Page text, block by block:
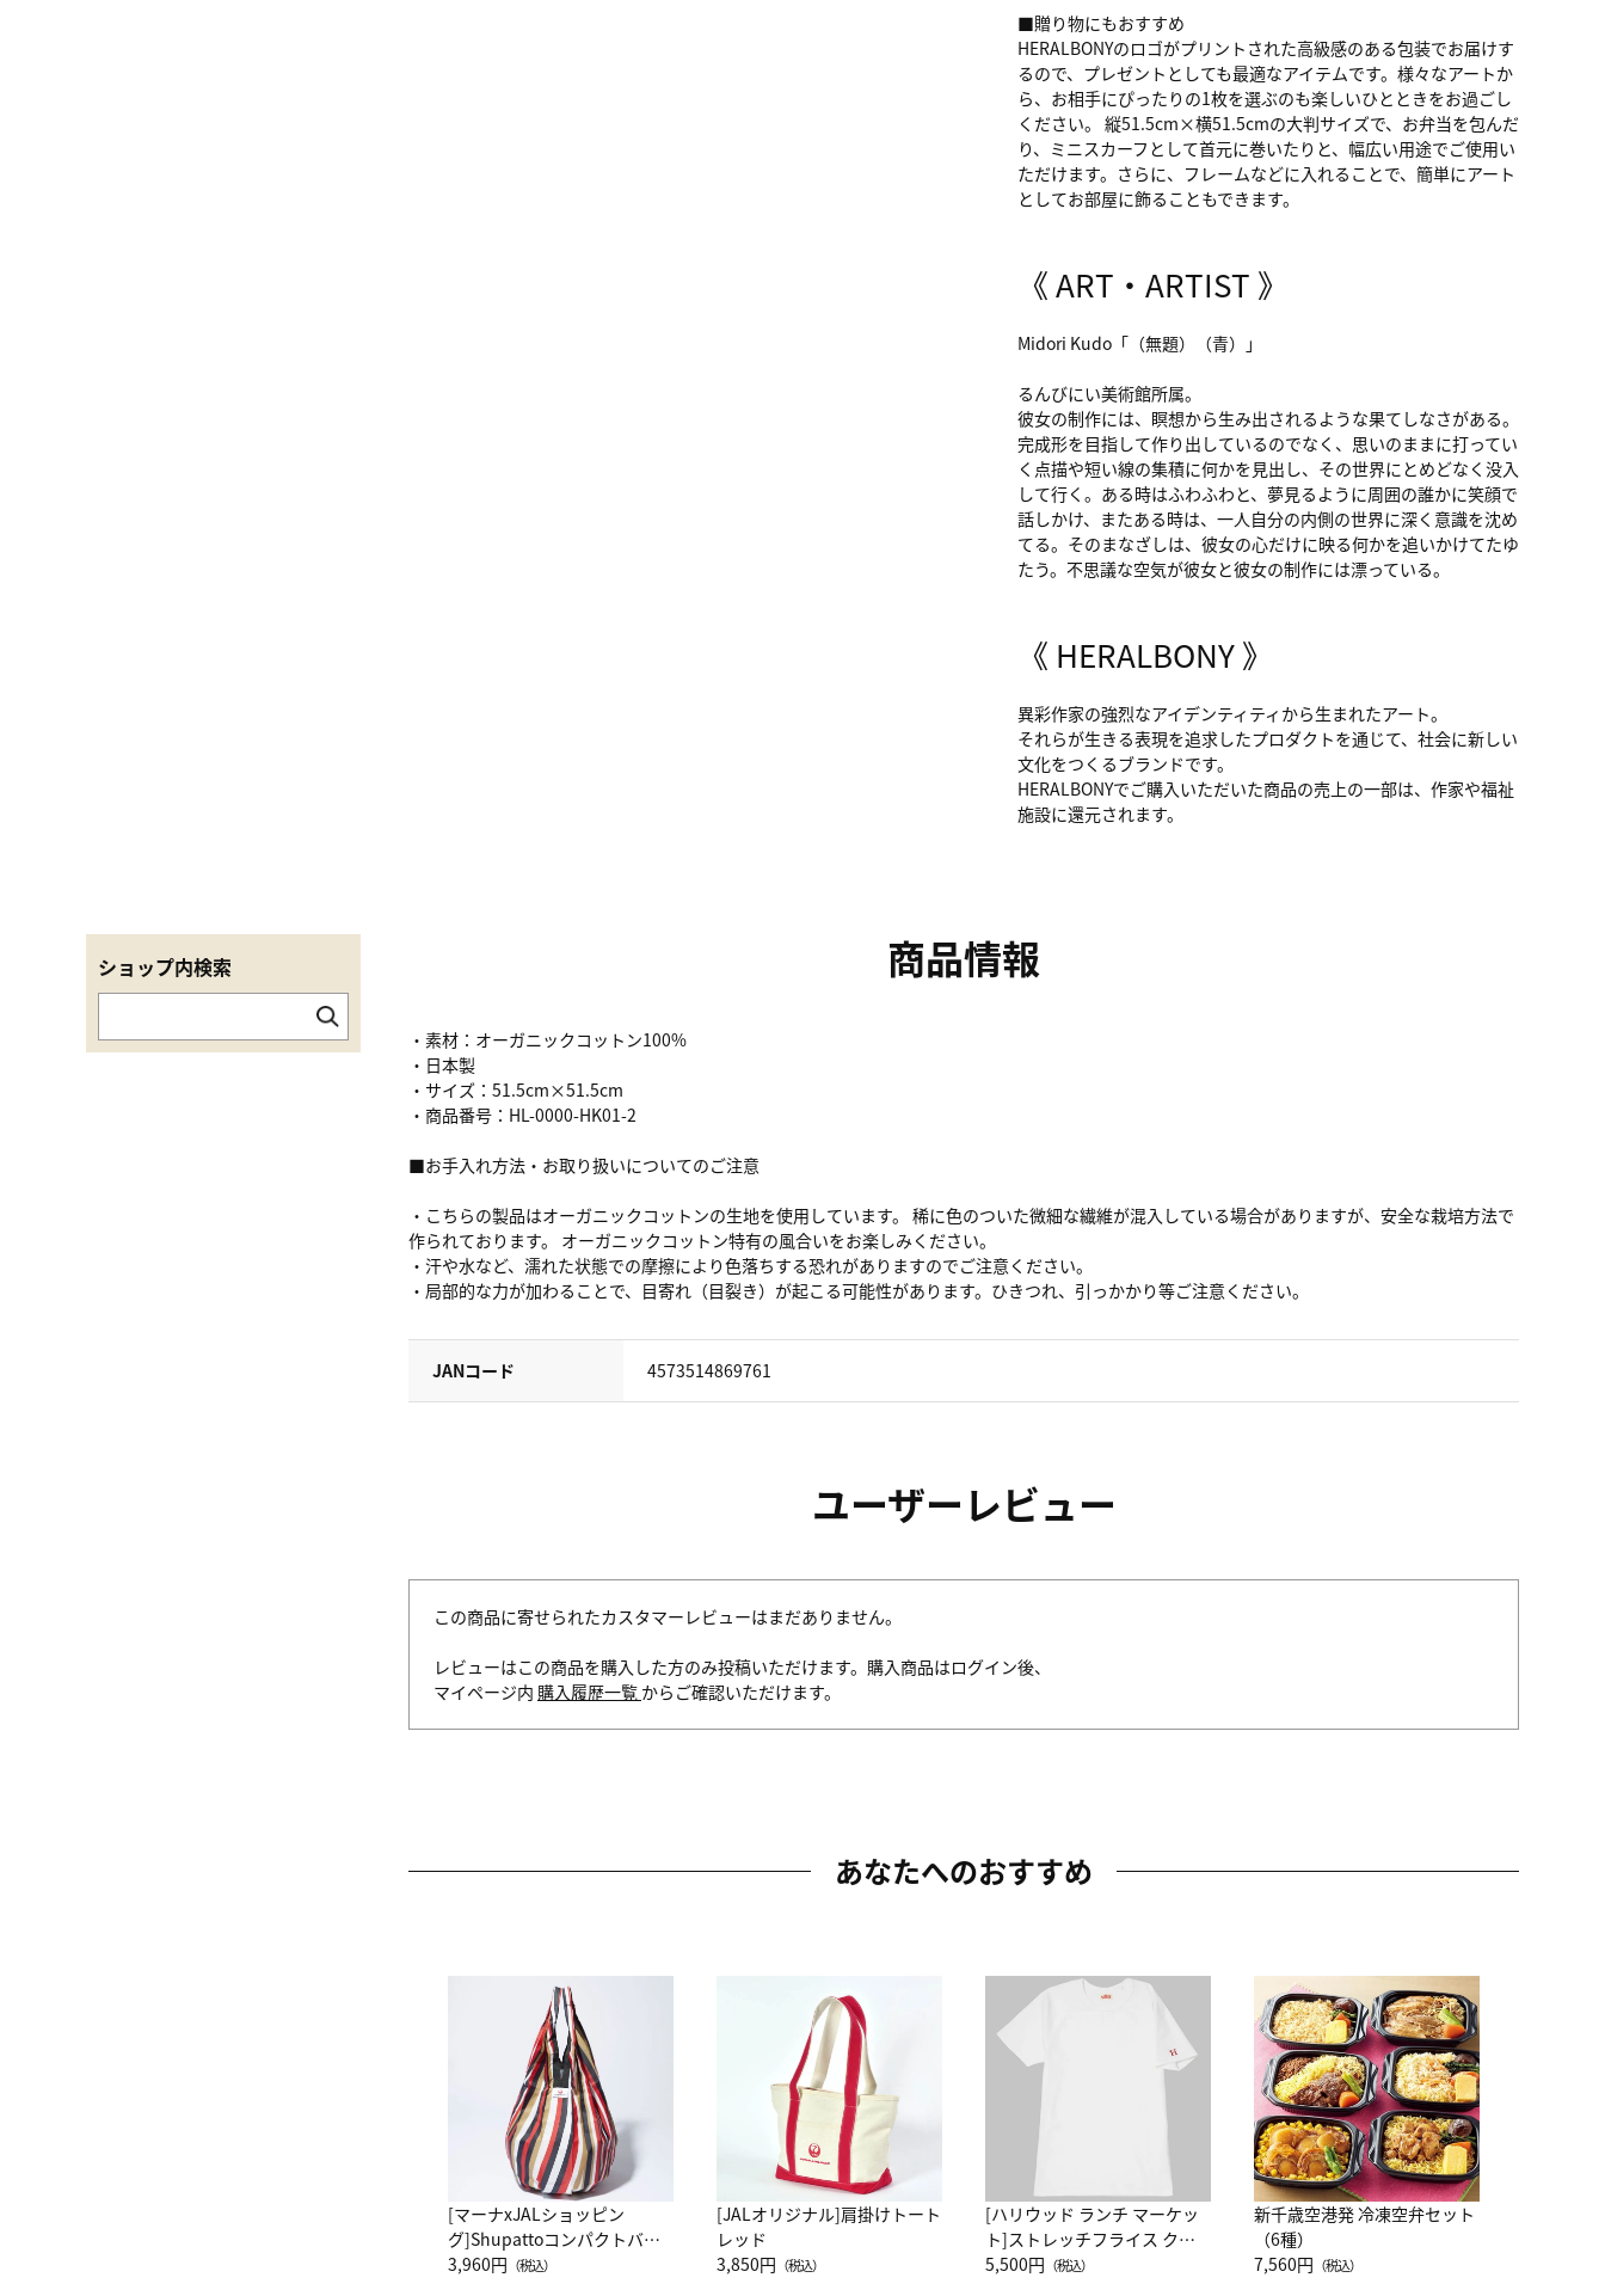
■贈り物にもおすすめ
HERALBONYのロゴがプリントされた高級感のある包装でお届けす
るので、プレゼントとしても最適なアイテムです。様々なアートか
ら、お相手にぴったりの1枚を選ぶのも楽しいひとときをお過ごし
ください。 縦51.5cm×横51.5cmの大判サイズで、お弁当を包んだ
り、ミニスカーフとして首元に巻いたりと、幅広い用途でご使用い
ただけます。さらに、フレームなどに入れることで、簡単にアート
としてお部屋に飾ることもできます。
《 ART・ARTIST 》
Midori Kudo「（無題）（青）」
るんびにい美術館所属。
彼女の制作には、瞑想から生み出されるような果てしなさがある。
完成形を目指して作り出しているのでなく、思いのままに打ってい
く点描や短い線の集積に何かを見出し、その世界にとめどなく没入
して行く。ある時はふわふわと、夢見るように周囲の誰かに笑顔で
話しかけ、またある時は、一人自分の内側の世界に深く意識を沈め
てる。そのまなざしは、彼女の心だけに映る何かを追いかけてたゆ
たう。不思議な空気が彼女と彼女の制作には漂っている。
《 HERALBONY 》
異彩作家の強烈なアイデンティティから生まれたアート。
それらが生きる表現を追求したプロダクトを通じて、社会に新しい
文化をつくるブランドです。
HERALBONYでご購入いただいた商品の売上の一部は、作家や福祉
施設に還元されます。
商品情報
・素材：オーガニックコットン100%
・日本製
・サイズ：51.5cm×51.5cm
・商品番号：HL-0000-HK01-2
■お手入れ方法・お取り扱いについてのご注意
・こちらの製品はオーガニックコットンの生地を使用しています。 稀に色のついた微細な繊維が混入している場合がありますが、安全な栽培方法で
作られております。 オーガニックコットン特有の風合いをお楽しみください。
・汗や水など、濡れた状態での摩擦により色落ちする恐れがありますのでご注意ください。
・局部的な力が加わることで、目寄れ（目裂き）が起こる可能性があります。ひきつれ、引っかかり等ご注意ください。
JANコード 4573514869761
ユーザーレビュー
この商品に寄せられたカスタマーレビューはまだありません。
レビューはこの商品を購入した方のみ投稿いただけます。購入商品はログイン後、
マイページ内 購入履歴一覧 からご確認いただけます。
あなたへのおすすめ
[マーナxJALショッピン
グ]Shupattoコンパクトバッ
グ Drop JAL客室乗務員
3,960円 （税込）
[JALオリジナル]肩掛けトート
レッド
3,850円 （税込）
[ハリウッド ランチ マーケッ
ト]ストレッチフライス クル
ーネック別注半袖Ｔシャツ
5,500円 （税込）
新千歳空港発 冷凍空弁セット
（6種）
7,560円 （税込）
ショップ内検索